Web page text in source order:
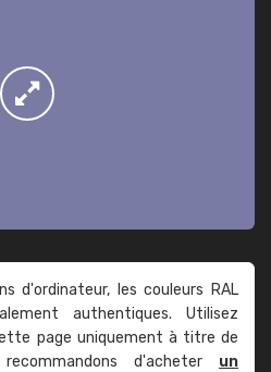
d'ordinateur, les couleurs RAL
authentiques. Utilisez
page uniquement à titre de
d'acheter un